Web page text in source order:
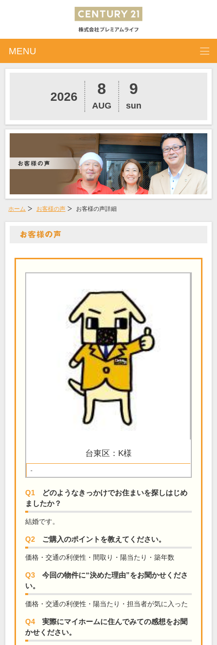
MENU
2026 8
AUG
9
sun
ホーム お客様の声 お客様の声詳細
台東区：K様
-
Q1
どのようなきっかけでお住まいを探しはじめ
ましたか？
結婚です。
Q2 ご購入のポイントを教えてください。
価格・交通の利便性・間取り・陽当たり・築年数
Q3
今回の物件に“決めた理由”をお聞かせくださ
い。
価格・交通の利便性・陽当たり・担当者が気に入った
Q4
実際にマイホームに住んでみての感想をお聞
かせください。